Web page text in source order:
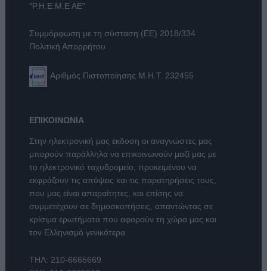
"Ρ.Η.Ε.Μ.Ε ΑΕ"
Συμμόρφωση με τη σύσταση (ΕΕ) 2018/334
Πολιτική Απορρήτου
Αριθμός Πιστοποίησης Μ.Η.Τ. 232455
ΕΠΙΚΟΙΝΩΝΙΑ
Στην ηλεκτρονική μας έκδοση οι αναγνώστες μας
μπορούν παράλληλα να επικοινωνούν μαζί μας με
το ηλεκτρονικό ταχυδρομείο, προκειμένου να
εκφράζουν τις απόψεις και τις παρατηρήσεις τους,
που μας είναι απαραίτητες, και επίσης να
συμμετέχουν σε δημοσκοπήσεις, απαντώντας σε
κρίσιμα ερωτήματα που αφορούν τη χώρα μας και
τον Ελληνισμό γενικότερα.
ΤΗΛ: 210-6665669